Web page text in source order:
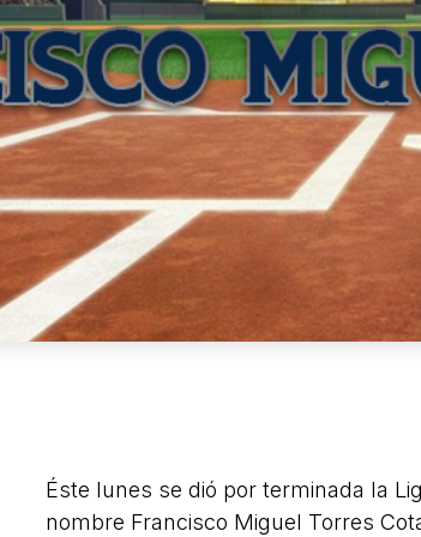
Éste lunes se dió por terminada la
nombre Francisco Miguel Torres